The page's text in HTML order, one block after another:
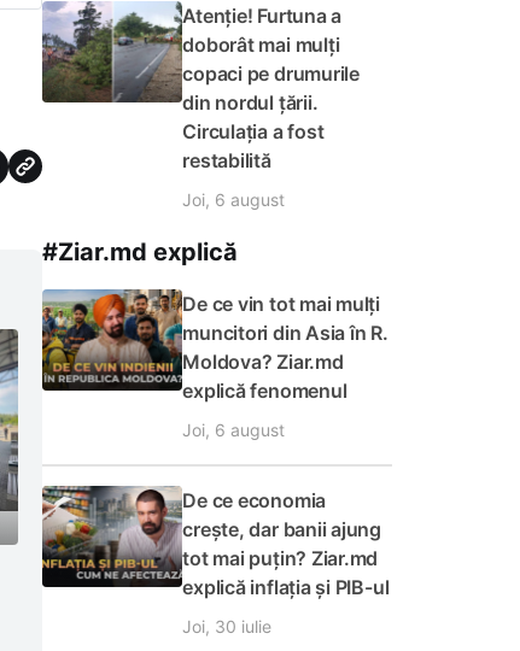
Atenție! Furtuna a
doborât mai mulți
copaci pe drumurile
din nordul țării.
Circulația a fost
restabilită
Joi, 6 august
#Ziar.md explică
De ce vin tot mai mulți
muncitori din Asia în R.
Moldova? Ziar.md
explică fenomenul
Joi, 6 august
De ce economia
crește, dar banii ajung
tot mai puțin? Ziar.md
explică inflația și PIB-ul
Joi, 30 iulie